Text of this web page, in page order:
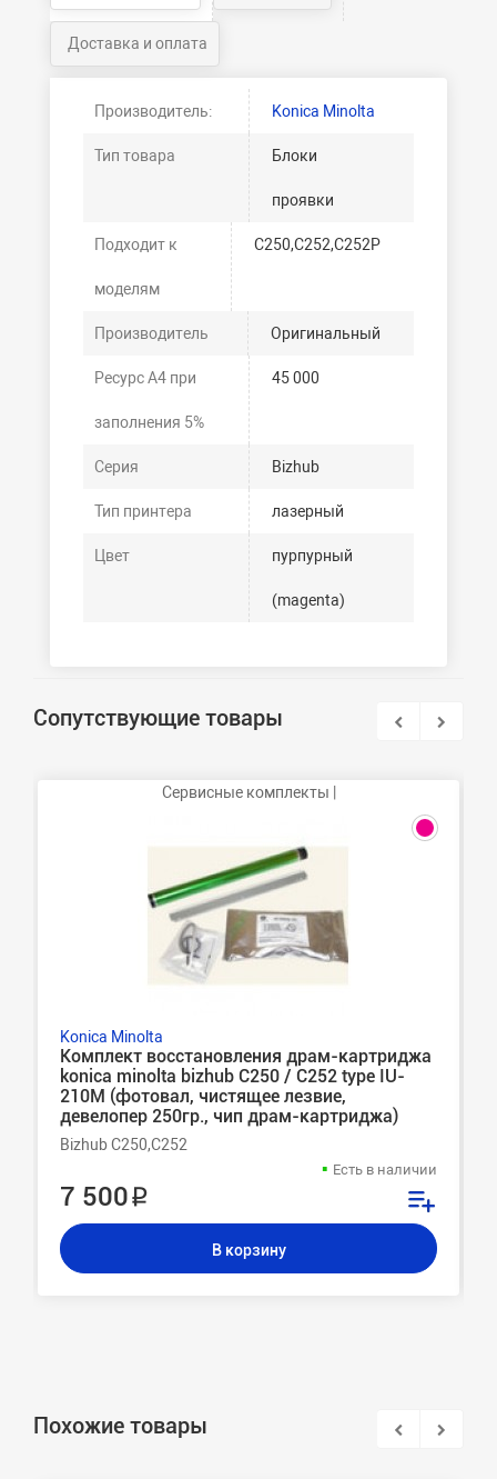
Доставка и оплата
Производитель: Konica Minolta
Тип товара Блоки
проявки
Подходит к
моделям
C250,C252,C252P
Производитель Оригинальный
Ресурс А4 при
заполнения 5%
45 000
Серия Bizhub
Тип принтера лазерный
Цвет пурпурный
(magenta)
Сопутствующие товары
Сервисные комплекты |
Konica Minolta
Комплект восстановления драм-картриджа
konica minolta bizhub C250 / C252 type IU-
210M (фотовал, чистящее лезвие,
девелопер 250гр., чип драм-картриджа)
Bizhub C250,C252
Есть в наличии
7 500 ₽
В корзину
Похожие товары